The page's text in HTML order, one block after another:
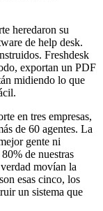
heredaron su
de help desk.
Freshdesk
exportan un PDF
midiendo lo que
en tres empresas,
de 60 agentes. La
gente ni
de nuestras
movían la
esas cinco, los
un sistema que